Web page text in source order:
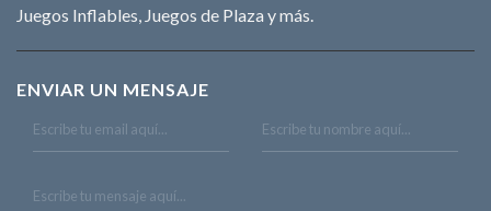
Juegos Inflables, Juegos de Plaza y más.
ENVIAR UN MENSAJE